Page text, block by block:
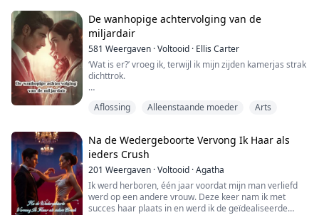
vanaf mijn volle borsten en glipten tussen mijn dijen.
Ik werd door Mi...
De wanhopige achtervolging van de
miljardair
581 Weergaven ·Voltooid · Ellis Carter
‘Wat is er?’ vroeg ik, terwijl ik mijn zijden kamerjas strak
dichttrok.
biologische dochter van de familie Reed, en ze hebben
Alle kleur trok uit mijn gezicht weg. Ik had me
voorgenomen alles uit te leggen zodra hij terug was,
maar Victoria was me voor geweest.
‘Wat ben je van plan te doen met ons huwelijk?’ dwong...
Aflossing Alleenstaande moeder Arts
Na de Wedergeboorte Vervong Ik Haar als
ieders Crush
201 Weergaven ·Voltooid ·Agatha
Ik werd herboren, één jaar voordat mijn man verliefd
werd op een andere vrouw. Deze keer nam ik met
succes haar plaats in en werd ik de geïdealiseerde